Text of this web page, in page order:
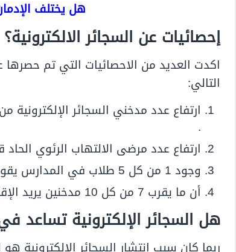
هل يختلف
إحصائيات عن السجائر الالكترونية؟
اكدت العديد من الاحصائيات التي تم حصرها
التالي:
.
ارتفاع عدد مرضى الالتهاب الرئوي الحاد قي عام 2019 إلى 800 مدخن في الولايات
وجود 1 من كل 5 طلاب في المدارس يقوم بتدخين السجائر الالكترونية.
أن ما يقرب 7 من كل 10 مدخنين يريد الإقلاع عن التدخين.
هل السجائر الإلكترونية تساعد